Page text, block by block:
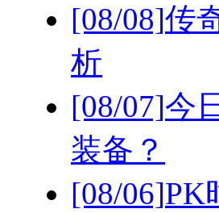
[08/08]传
析
[08/07]今
装备？
[08/06]PK